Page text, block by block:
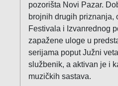
pozorišta Novi Pazar.
brojnih drugih priznanja,
Festivala i Izvanrednog
zapažene uloge u
serijama poput Južni
službenik, a aktivan je i
muzičkih sastava.